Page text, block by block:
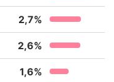
2,7%
2,6%
1,6%